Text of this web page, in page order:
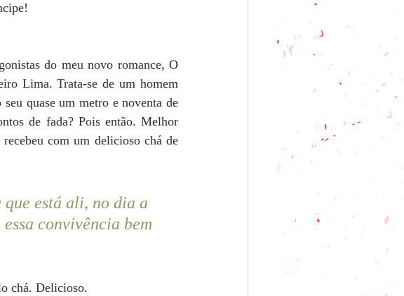
do meu novo romance, O
Lima. Trata-se de um homem
quase um metro e noventa de
de fada? Pois então. Melhor
com um delicioso chá de
que está ali, no dia a
convivência bem
chá. Delicioso.